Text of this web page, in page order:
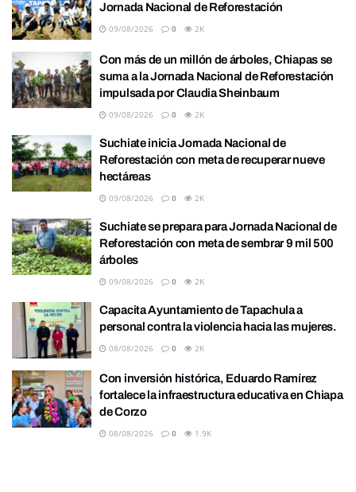
Jornada Nacional de Reforestación
09/08/2026 0 2K
Con más de un millón de árboles, Chiapas se
suma a la Jornada Nacional de Reforestación
impulsada por Claudia Sheinbaum
09/08/2026 0 2K
Suchiate inicia Jornada Nacional de
Reforestación con meta de recuperar nueve
hectáreas
09/08/2026 0 2K
Suchiate se prepara para Jornada Nacional de
Reforestación con meta de sembrar 9 mil 500
árboles
09/08/2026 0 2K
Capacita Ayuntamiento de Tapachula a
personal contra la violencia hacia las mujeres.
08/08/2026 0 2K
Con inversión histórica, Eduardo Ramírez
fortalece la infraestructura educativa en Chiapa
de Corzo
08/08/2026 0 1.9K